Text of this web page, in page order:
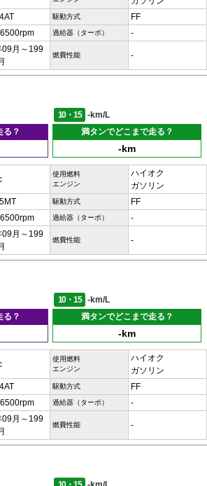
駆動方式 FF
過給器（ターボ） -
09月～199
燃費性能 -
10・15
-km/L
る？
満タンでどこまで走る？
-km
使用燃料
エンジン
ハイオク
ガソリン
駆動方式 FF
過給器（ターボ） -
09月～199
燃費性能 -
10・15
-km/L
る？
満タンでどこまで走る？
-km
使用燃料
エンジン
ハイオク
ガソリン
駆動方式 FF
過給器（ターボ） -
09月～199
燃費性能 -